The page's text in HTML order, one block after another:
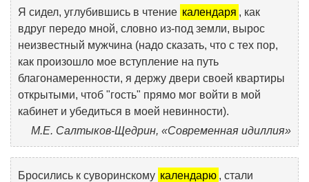
Я сидел, углубившись в чтение календаря , как
вдруг передо мной, словно из-под земли, вырос
неизвестный мужчина (надо сказать, что с тех пор,
как произошло мое вступление на путь
благонамеренности, я держу двери своей квартиры
открытыми, чтоб "гость" прямо мог войти в мой
кабинет и убедиться в моей невинности).
М.Е. Салтыков-Щедрин, «Современная идиллия»
Бросились к суворинскому календарю , стали